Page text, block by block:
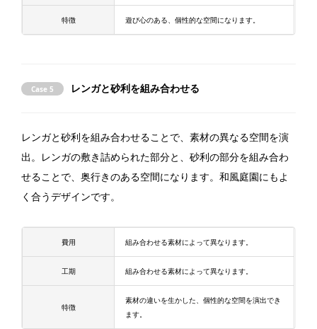
特徴 遊び心のある、個性的な空間になります。
Case 5 レンガと砂利を組み合わせる
レンガと砂利を組み合わせることで、素材の異なる空間を演
出。レンガの敷き詰められた部分と、砂利の部分を組み合わ
せることで、奥行きのある空間になります。和風庭園にもよ
く合うデザインです。
費用 組み合わせる素材によって異なります。
工期 組み合わせる素材によって異なります。
特徴
素材の違いを生かした、個性的な空間を演出でき
ます。